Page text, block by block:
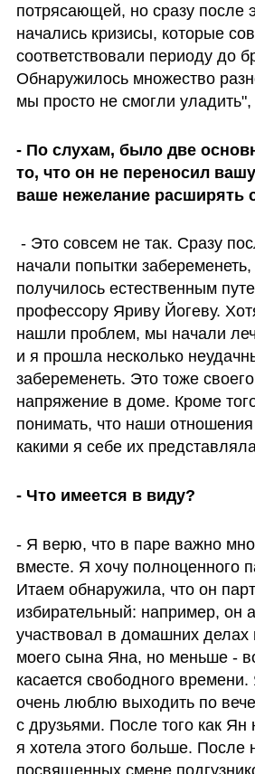
потрясающей, но сразу после
начались кризисы, которые
соответствовали периоду до
Обнаружилось множество
мы просто не смогли уладить",
- По слухам, было две
то, что он не переносил
ваше нежелание расширять
начали попытки забеременеть,
получилось естественным
профессору Яриву Йогеву.
нашли проблем, мы начали
и я прошла несколько
забеременеть. Это тоже
напряжение в доме. Кроме
понимать, что наши
какими я себе их
- Что имеется в виду?
- Я верю, что в паре важно
вместе. Я хочу полноценного
Итаем обнаружила, что он
избирательный: например, он
участвовал в домашних делах
моего сына Яна, но меньше -
касается свободного
очень люблю выходить по
с друзьями. После того как Ян
я хотела этого больше. После
посвященных смене